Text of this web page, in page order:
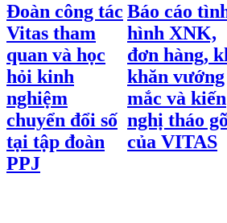
Đoàn công tác
Vitas tham
quan và học
hỏi kinh
nghiệm
chuyển đổi số
tại tập đoàn
PPJ
Báo cáo
hình XNK,
đơn hàng,
khăn vướng
mắc và kiến
nghị tháo
của VITAS